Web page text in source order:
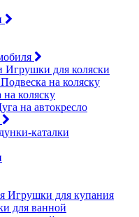
Игрушки для коляски
Подвеска на коляску
на коляску
на автокресло
каталки
Игрушки для купания